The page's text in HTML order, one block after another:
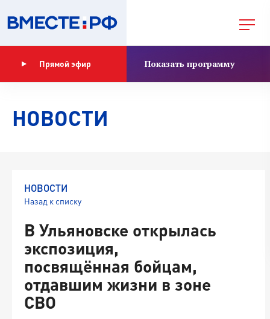
Прямой эфир Показать программу
НОВОСТИ
НОВОСТИ
Назад к списку
В Ульяновске открылась
экспозиция,
посвящённая бойцам,
отдавшим жизни в зоне
СВО